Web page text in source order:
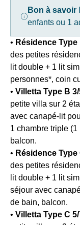
booking
pour
les
séjours
du
26/04
au
28/06
et
du
6
au
27/09
ou
-12%
pour
les
séjours
du
28/06
Bon à savoir
enfants ou 1
• Résidence Type
des petites
lit double + 1 lit
personnes*, coin
• Villetta Type B
petite villa sur 2
avec canapé-lit
1 chambre triple
balcon.
• Résidence Type
des petites
lit double + 1 lit
séjour avec
de bain, balcon.
• Villetta Type C
adresse
email
vous
acceptez
de
recevoir
la
newsletter
de
Vous
pouvez
vous
désinscrire
à
moment
à
l’aide
des
liens